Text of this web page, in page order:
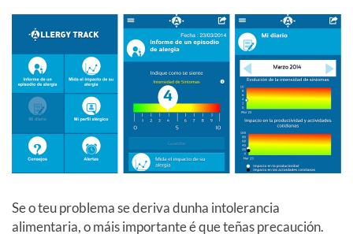
Se o teu problema se deriva dunha intolerancia
alimentaria, o máis importante é que teñas precaución.